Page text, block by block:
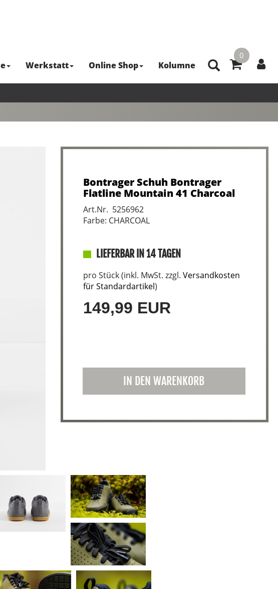
0
Werkstatt Online Shop Kolumne
Bontrager Schuh Bontrager
Flatline Mountain 41 Charcoal
Art.Nr. 5256962
Farbe: CHARCOAL
LIEFERBAR IN 14 TAGEN
pro Stück (inkl. MwSt. zzgl. Versandkosten
für Standardartikel)
149,99 EUR
IN DEN WARENKORB